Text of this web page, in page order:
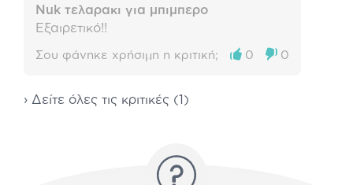
Nuk τελαρακι για μπιμπερο
Εξαιρετικό!!
Σου φάνηκε χρήσιμη η κριτική; 0 0
› Δείτε όλες τις κριτικές (1)